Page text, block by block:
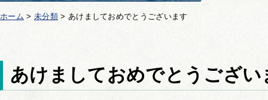
ホーム > 未分類> あけましておめでとうございます
あけましておめでとうござい